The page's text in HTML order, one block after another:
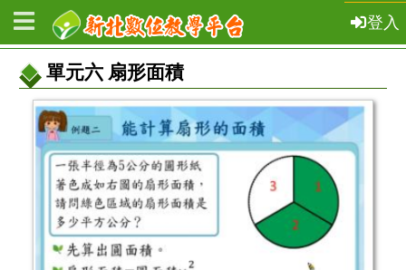
登入
單元六 扇形面積
教
案